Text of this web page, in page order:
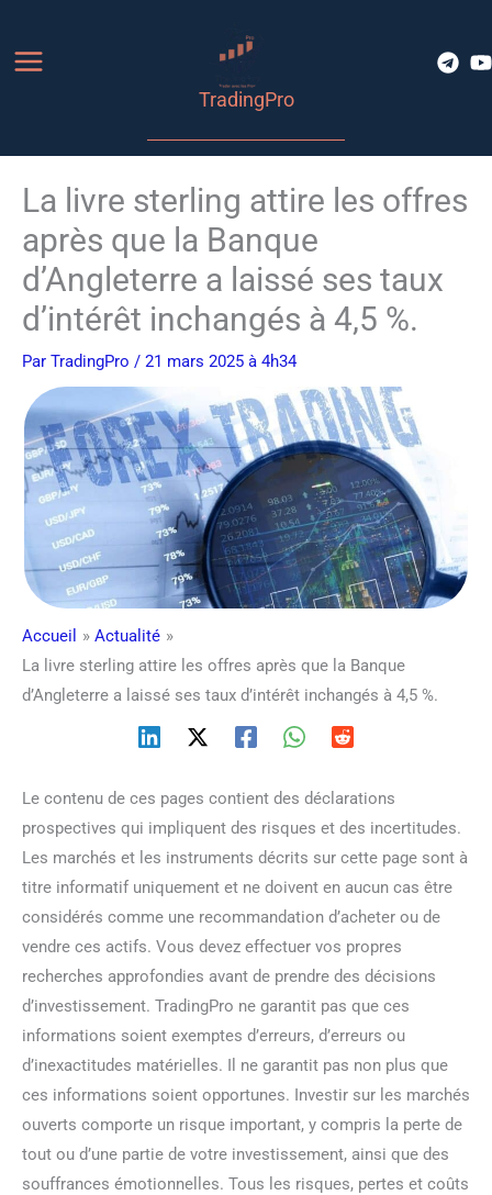
contenu
TradingPro
La livre sterling attire les offres
après que la Banque
d’Angleterre a laissé ses taux
d’intérêt inchangés à 4,5 %.
Par TradingPro / 21 mars 2025 à 4h34
Accueil
Actualité
La livre sterling attire les offres après que la Banque
d’Angleterre a laissé ses taux d’intérêt inchangés à 4,5 %.
Le contenu de ces pages contient des déclarations
prospectives qui impliquent des risques et des incertitudes.
Les marchés et les instruments décrits sur cette page sont à
titre informatif uniquement et ne doivent en aucun cas être
considérés comme une recommandation d’acheter ou de
vendre ces actifs. Vous devez effectuer vos propres
recherches approfondies avant de prendre des décisions
d’investissement. TradingPro ne garantit pas que ces
informations soient exemptes d’erreurs, d’erreurs ou
d’inexactitudes matérielles. Il ne garantit pas non plus que
ces informations soient opportunes. Investir sur les marchés
ouverts comporte un risque important, y compris la perte de
tout ou d’une partie de votre investissement, ainsi que des
souffrances émotionnelles. Tous les risques, pertes et coûts